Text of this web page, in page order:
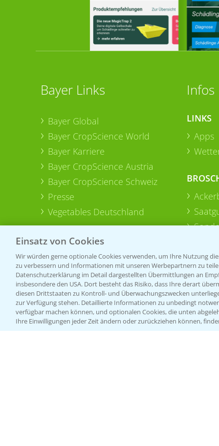
Bayer Links
Bayer Global
Bayer CropScience World
Bayer Karriere
Bayer CropScience Austria
Bayer CropScience Schweiz
Presse
Vegetables Deutschland
Infos
LINKS
Apps
Einsatz von Cookies
Wir würden gerne optionale Cookies verwenden, um Ihre Nutzung
zu verbessern und Informationen mit unseren Werbepartnern zu
Datenschutzerklärung im Detail dargestellten Übermittlungen an
insbesondere den USA. Dort besteht das Risiko, dass Ihre derart
diesen Drittstaaten zu Kontroll- und Überwachungszwecken
zur Verfügung stehen. Detaillierte Informationen zu unbedingt
verfügbar machen können, und optionalen Cookies, die unten
Ihre Einwilligungen jeder Zeit ändern oder zurückziehen können,